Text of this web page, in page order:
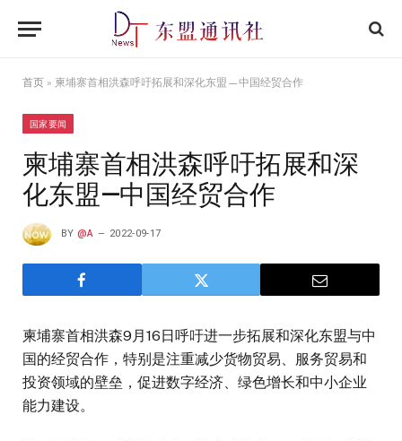
首页 » 柬埔寨首相洪森呼吁拓展和深化东盟—中国经贸合作
国家要闻
柬埔寨首相洪森呼吁拓展和深
化东盟—中国经贸合作
BY @A 2022-09-17
柬埔寨首相洪森9月16日呼吁进一步拓展和深化东盟与中
国的经贸合作，特别是注重减少货物贸易、服务贸易和
投资领域的壁垒，促进数字经济、绿色增长和中小企业
能力建设。